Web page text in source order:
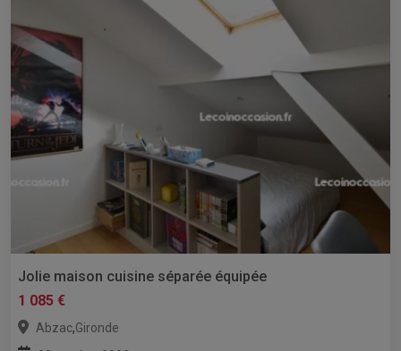
Jolie maison cuisine séparée équipée
1 085 €
Abzac,Gironde